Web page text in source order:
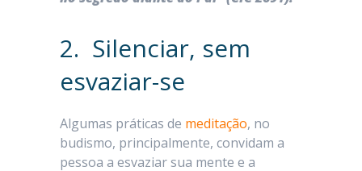
2. Silenciar, sem
esvaziar-se
Algumas práticas de meditação, no
budismo, principalmente, convidam a
pessoa a esvaziar sua mente e a